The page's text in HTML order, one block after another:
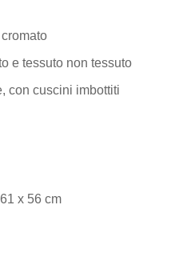
e tessuto non tessuto
con cuscini imbottiti
x 56 cm